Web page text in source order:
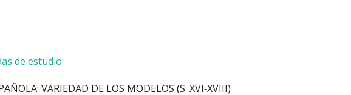
de estudio
VARIEDAD DE LOS MODELOS (S. XVI‐XVIII)